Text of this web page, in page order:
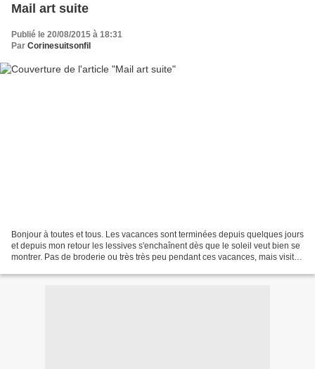
Mail art suite
Publié le 20/08/2015 à 18:31
Par Corinesuitsonfil
Bonjour à toutes et tous. Les vacances sont terminées depuis quelques jours
et depuis mon retour les lessives s'enchaînent dès que le soleil veut bien se
montrer. Pas de broderie ou très très peu pendant ces vacances, mais visites